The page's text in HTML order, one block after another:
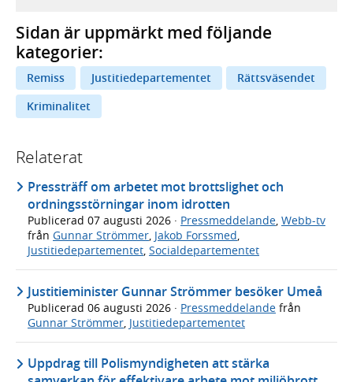
Sidan är uppmärkt med följande
kategorier:
Remiss Justitiedepartementet
Rättsväsendet
Kriminalitet
Relaterat
Pressträff om arbetet mot brottslighet och
ordningsstörningar inom idrotten
Publicerad 07 augusti 2026 · Pressmeddelande, Webb-tv
från Gunnar Strömmer, Jakob Forssmed,
Justitiedepartementet, Socialdepartementet
Justitieminister Gunnar Strömmer besöker Umeå
Publicerad 06 augusti 2026 · Pressmeddelande från
Gunnar Strömmer Justitiedepartementet
Uppdrag till Polismyndigheten att stärka